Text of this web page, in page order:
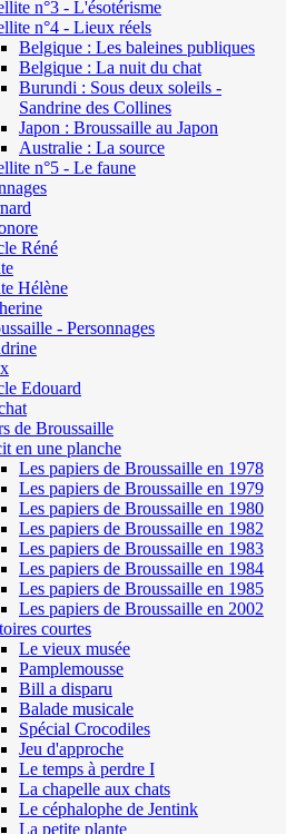
n°3 - L'ésotérisme
n°4 - Lieux réels
Belgique : Les baleines publiques
Belgique : La nuit du chat
Burundi : Sous deux soleils -
Sandrine des Collines
Japon : Broussaille au Japon
Australie : La source
n°5 - Le faune
Réné
Hélène
- Personnages
Edouard
de Broussaille
en une planche
Les papiers de Broussaille en 1978
Les papiers de Broussaille en 1979
Les papiers de Broussaille en 1980
Les papiers de Broussaille en 1982
Les papiers de Broussaille en 1983
Les papiers de Broussaille en 1984
Les papiers de Broussaille en 1985
Les papiers de Broussaille en 2002
courtes
Le vieux musée
Pamplemousse
Bill a disparu
Balade musicale
Spécial Crocodiles
Jeu d'approche
Le temps à perdre I
La chapelle aux chats
Le céphalophe de Jentink
La petite plante